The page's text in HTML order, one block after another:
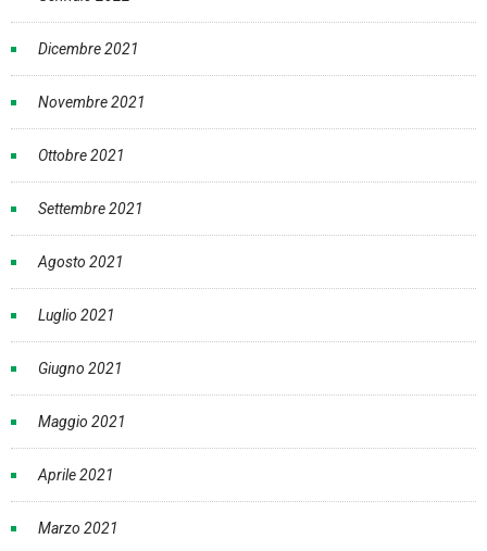
Dicembre 2021
Novembre 2021
Ottobre 2021
Settembre 2021
Agosto 2021
Luglio 2021
Giugno 2021
Maggio 2021
Aprile 2021
Marzo 2021